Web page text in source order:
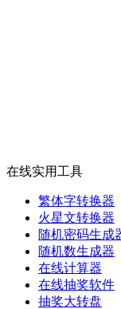
在线实用工具
繁体字转换器
火星文转换器
随机密码生成
随机数生成器
在线计算器
在线抽奖软件
抽奖大转盘